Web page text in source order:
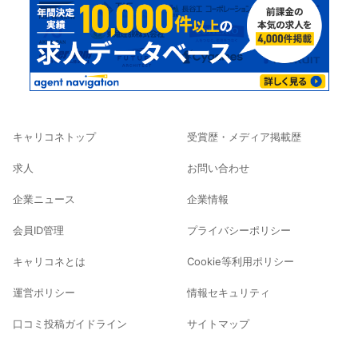
キャリコネトップ
求人
企業ニュース
会員ID管理
キャリコネとは
運営ポリシー
口コミ投稿ガイドライン
受賞歴・メディア掲載歴
お問い合わせ
企業情報
プライバシーポリシー
Cookie等利用ポリシー
情報セキュリティ
サイトマップ